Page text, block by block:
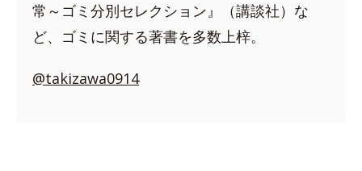
常～ゴミ分別セレクション』（講談社）な
ど、ゴミに関する著書を多数上梓。
@takizawa0914